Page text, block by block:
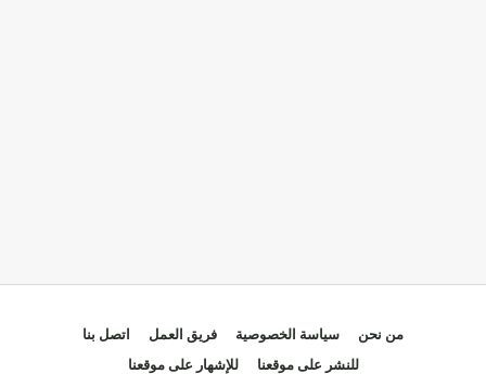
من نحن سياسة الخصوصية فريق العمل
اتصل بنا
للنشر على موقعنا
للإشهار على موقعنا